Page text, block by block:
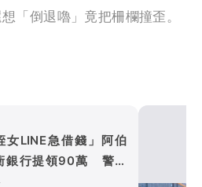
「倒退嚕」竟把柵欄撞歪。
女LINE急借錢」阿伯
銀行提領90萬 警一
破解詐術